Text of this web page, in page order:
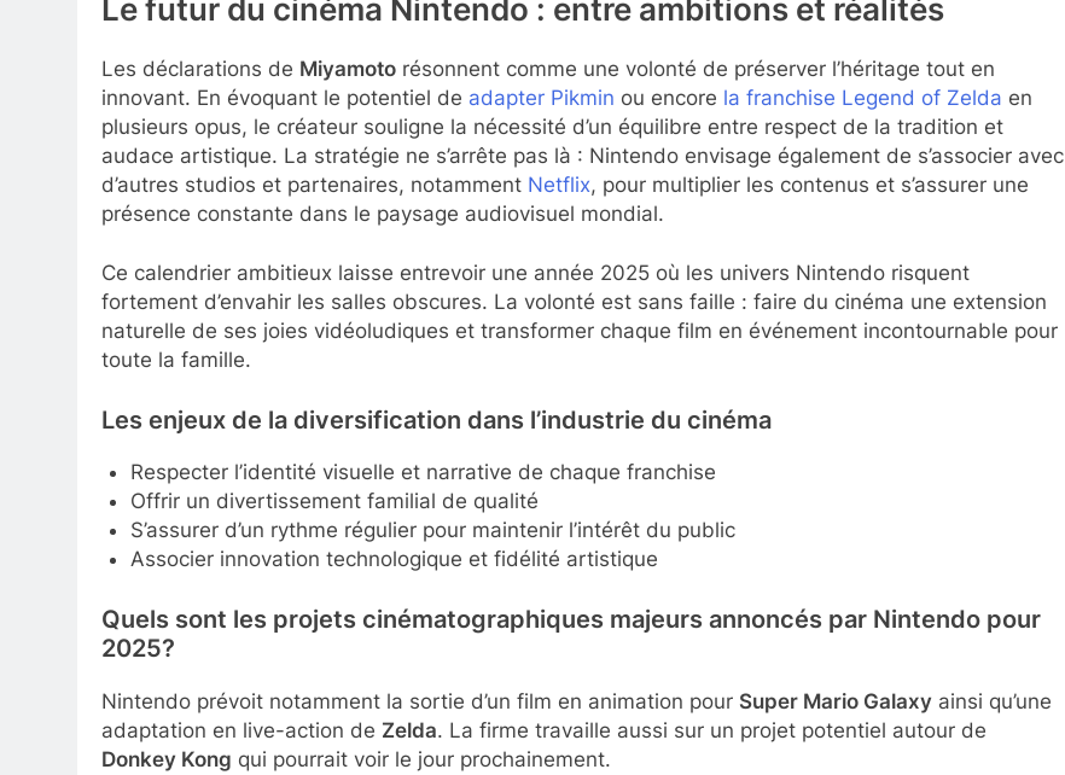
Le futur du cinéma Nintendo : entre ambitions et réalités
Les déclarations de Miyamoto résonnent comme une volonté de préserver l’héritage tout en
innovant. En évoquant le potentiel de adapter Pikmin ou encore la franchise Legend of Zelda en
plusieurs opus, le créateur souligne la nécessité d’un équilibre entre respect de la tradition et
audace artistique. La stratégie ne s’arrête pas là : Nintendo envisage également de s’associer avec
d’autres studios et partenaires, notamment Netflix, pour multiplier les contenus et s’assurer une
présence constante dans le paysage audiovisuel mondial.
Ce calendrier ambitieux laisse entrevoir une année 2025 où les univers Nintendo risquent
fortement d’envahir les salles obscures. La volonté est sans faille : faire du cinéma une extension
naturelle de ses joies vidéoludiques et transformer chaque film en événement incontournable pour
toute la famille.
Les enjeux de la diversification dans l’industrie du cinéma
Respecter l’identité visuelle et narrative de chaque franchise
Offrir un divertissement familial de qualité
S’assurer d’un rythme régulier pour maintenir l’intérêt du public
Associer innovation technologique et fidélité artistique
Quels sont les projets cinématographiques majeurs annoncés par Nintendo pour
2025?
Nintendo prévoit notamment la sortie d’un film en animation pour Super Mario Galaxy ainsi qu’une
adaptation en live-action de Zelda. La firme travaille aussi sur un projet potentiel autour de
Donkey Kong qui pourrait voir le jour prochainement.